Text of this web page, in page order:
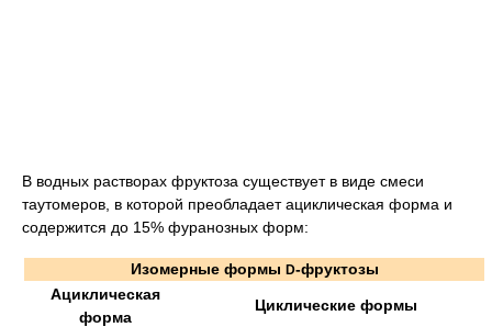
В водных растворах фруктоза существует в виде смеси
таутомеров, в которой преобладает ациклическая форма и
содержится до 15% фуранозных форм:
Изомерные формы D-фруктозы
Ациклическая
форма
Циклические формы